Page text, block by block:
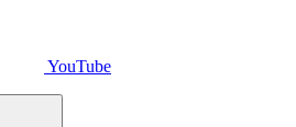
YouTube